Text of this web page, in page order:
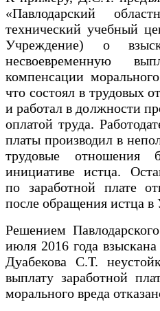
«Павлодарский
технический учебный
Учреждение) о
несвоевременную
компенсации
что состоял в трудовых
и работал в должности
оплатой труда.
платы производил в
трудовые отношения
инициативе истца.
по заработной плате
после обращения истца в
Решением
июля 2016 года
Дуабекова С.Т.
выплату заработной
морального вреда